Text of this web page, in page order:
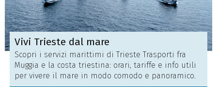
Vivi Trieste dal mare
Scopri i servizi marittimi di Trieste Trasporti fra
Muggia e la costa triestina: orari, tariffe e info utili
per vivere il mare in modo comodo e panoramico.